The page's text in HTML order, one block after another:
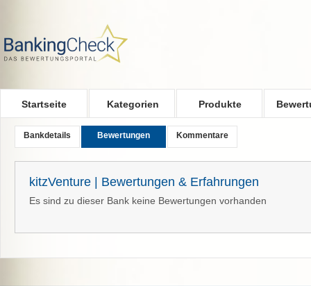
Startseite Kategorien Produkte
Bankdetails Bewertungen Kommentare
kitzVenture | Bewertungen & Erfahrungen
Es sind zu dieser Bank keine Bewertungen vorhanden